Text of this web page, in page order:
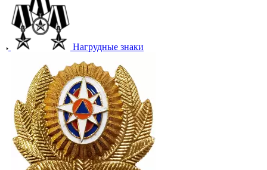
Нагрудные знаки